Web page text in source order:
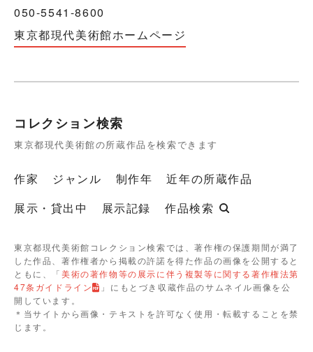
050-5541-8600
東京都現代美術館ホームページ
コレクション検索
東京都現代美術館の所蔵作品を検索できます
作家 ジャンル 制作年
近年の所蔵作品
展示・貸出中
展示記録 作品検索
東京都現代美術館コレクション検索では、著作権の保護期間が満了
した作品、著作権者から掲載の許諾を得た作品の画像を公開すると
ともに、「美術の著作物等の展示に伴う複製等に関する著作権法第
47条ガイドライン
」にもとづき収蔵作品のサムネイル画像を公
開しています。
＊当サイトから画像・テキストを許可なく使用・転載することを禁
じます。